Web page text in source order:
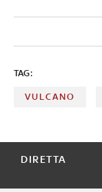
TAG:
VULCANO
DIRETTA